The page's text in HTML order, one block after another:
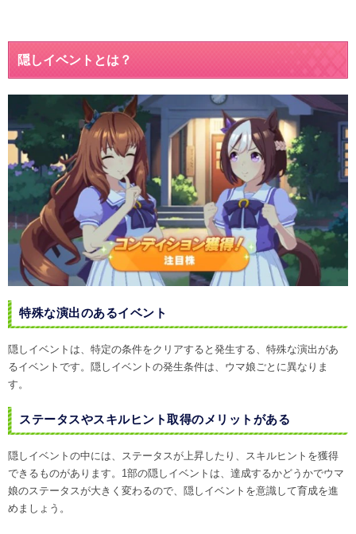
隠しイベントとは？
特殊な演出のあるイベント
隠しイベントは、特定の条件をクリアすると発生する、特殊な演出があ
るイベントです。隠しイベントの発生条件は、ウマ娘ごとに異なりま
す。
ステータスやスキルヒント取得のメリットがある
隠しイベントの中には、ステータスが上昇したり、スキルヒントを獲得
できるものがあります。1部の隠しイベントは、達成するかどうかでウマ
娘のステータスが大きく変わるので、隠しイベントを意識して育成を進
めましょう。